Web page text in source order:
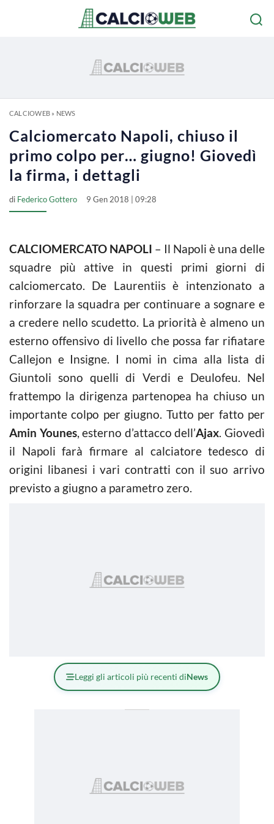
CALCIOWEB» NEWS
Calciomercato Napoli, chiuso il
primo colpo per… giugno! Giovedì
la firma, i dettagli
di Federico Gottero 9 Gen 2018 | 09:28
CALCIOMERCATO NAPOLI – Il Napoli è una delle
squadre più attive in questi primi giorni di
calciomercato. De Laurentiis è intenzionato a
rinforzare la squadra per continuare a sognare e
a credere nello scudetto. La priorità è almeno un
esterno offensivo di livello che possa far rifiatare
Callejon e Insigne. I nomi in cima alla lista di
Giuntoli sono quelli di Verdi e Deulofeu. Nel
frattempo la dirigenza partenopea ha chiuso un
importante colpo per giugno. Tutto per fatto per
Amin Younes, esterno d’attacco dell’Ajax. Giovedì
il Napoli farà firmare al calciatore tedesco di
origini libanesi i vari contratti con il suo arrivo
previsto a giugno a parametro zero.
Leggi gli articoli più recenti diNews